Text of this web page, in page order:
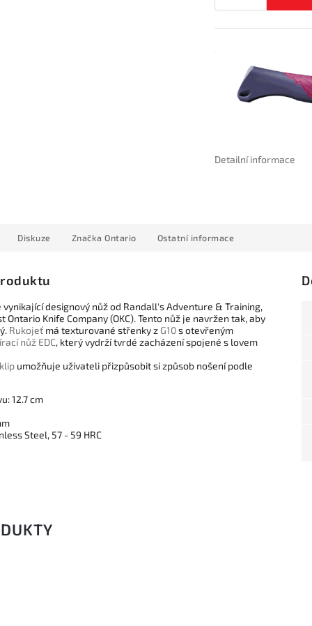
Detailní informace
Diskuze Značka Ontario Ostatní informace
vynikající designový nůž od Randall's Adventure & Training,
Knife Company (OKC). Tento nůž je navržen tak, aby
Rukojeť má texturované střenky z G10s otevřeným
nůž EDC, který vydrží tvrdé zacházení spojené s lovem
klip umožňuje uživateli přizpůsobit si způsob nošení podle
12.7 cm
Steel, 57 - 59 HRC